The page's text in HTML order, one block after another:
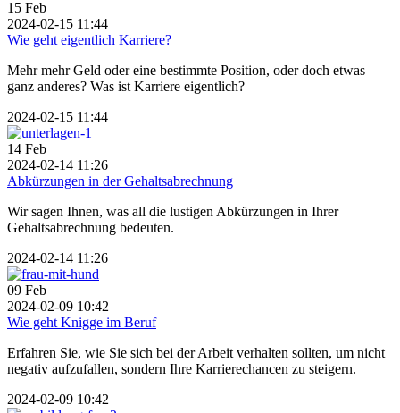
15 Feb
2024-02-15 11:44
Wie geht eigentlich Karriere?
Mehr mehr Geld oder eine bestimmte Position, oder doch etwas
ganz anderes? Was ist Karriere eigentlich?
2024-02-15 11:44
14 Feb
2024-02-14 11:26
Abkürzungen in der Gehaltsabrechnung
Wir sagen Ihnen, was all die lustigen Abkürzungen in Ihrer
Gehaltsabrechnung bedeuten.
2024-02-14 11:26
09 Feb
2024-02-09 10:42
Wie geht Knigge im Beruf
Erfahren Sie, wie Sie sich bei der Arbeit verhalten sollten, um nicht
negativ aufzufallen, sondern Ihre Karrierechancen zu steigern.
2024-02-09 10:42